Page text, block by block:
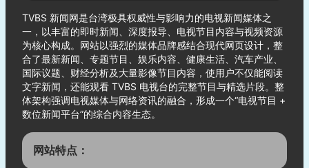
TVBS 新闻网是台湾极具权威性与影响力的电视新闻媒体之
一，以丰富的即时新闻、深度报导、电视节目内容与视频资源
为核心构成。网站以强烈的媒体品牌感结合现代网页设计，整
合了最新新闻、专题节目、娱乐内容、健康生活、汽车产业、
国际议题、财经分析及大量影像节目内容，使用户不仅能阅读
文字新闻，还能观看 TVBS 电视台的完整节目与精选片段。整
体架构强调电视媒体与网络资讯的融合，形成一个“电视节目 +
数位新闻平台”的综合内容生态。
网站特点：